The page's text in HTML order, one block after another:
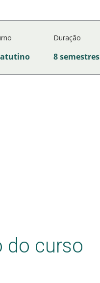
Duração
8 semestres
do curso